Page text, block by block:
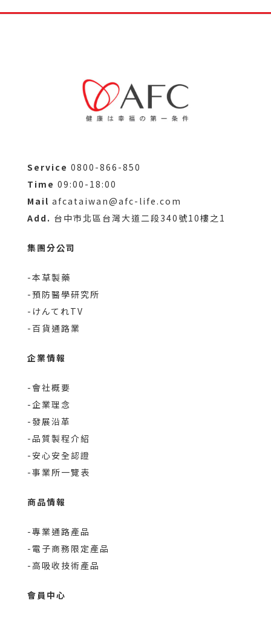
Service 0800-866-850
Time 09:00-18:00
Mail afcataiwan@afc-life.com
Add. 台中市北區台灣大道二段340號10樓之1
集團分公司
-本草製藥
-預防醫學研究所
-けんてれTV
-百貨通路業
企業情報
-會社概要
-企業理念
-發展沿革
-品質製程介紹
-安心安全認證
-事業所一覽表
商品情報
-專業通路產品
-電子商務限定產品
-高吸收技術產品
會員中心